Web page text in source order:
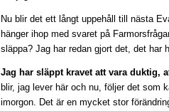
Nu blir det ett långt uppehåll till nästa
hänger ihop med svaret på
släppa? Jag har redan gjort det, det har
Jag har släppt kravet att vara duktig,
blir, jag lever här och nu, följer det som
imorgon. Det är en mycket stor